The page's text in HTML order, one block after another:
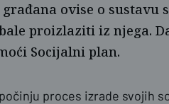
ovise o sustavu
proizlaziti iz njega.
Socijalni plan.
proces izrade svojih